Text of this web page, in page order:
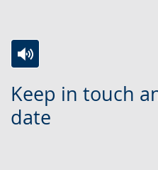
Keep in touch
date
Leichten
Sprache
Audio-
Unterstützung.
Video
in